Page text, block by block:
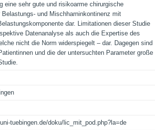
eine sehr gute und risikoarme chirurgische
Belastungs- und Mischharninkontinenz mit
dar. Limitationen dieser Studie
Datenanalyse als auch die Expertise des
nicht die Norm widerspiegelt – dar. Dagegen sind
und die der untersuchten Parameter große
tuebingen.de/doku/lic_mit_pod.php?la=de